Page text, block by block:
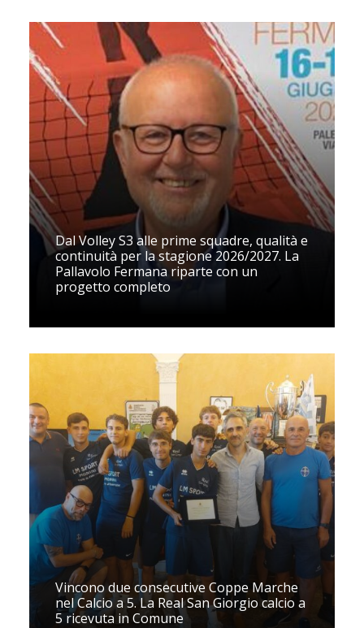
Dal Volley S3 alle prime squadre, qualità e
continuità per la stagione 2026/2027. La
Pallavolo Fermana riparte con un
progetto completo
Vincono due consecutive Coppe Marche
nel Calcio a 5. La Real San Giorgio calcio a
5 ricevuta in Comune